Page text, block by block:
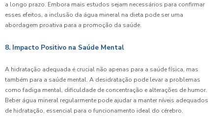
a longo prazo. Embora mais estudos sejam necessários para confirmar
esses efeitos, a inclusão da água mineral na dieta pode ser uma
abordagem proativa para a promoção da saúde.
8. Impacto Positivo na Saúde Mental
A hidratação adequada é crucial não apenas para a saúde física, mas
também para a saúde mental. A desidratação pode levar a problemas
como fadiga mental, dificuldade de concentração e alterações de humor.
Beber água mineral regularmente pode ajudar a manter níveis adequados
de hidratação, essencial para o funcionamento ideal do cérebro.